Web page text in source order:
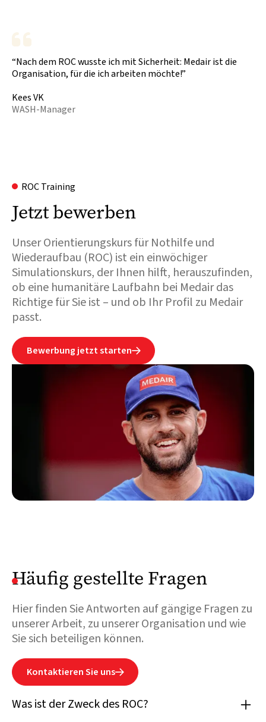
“Nach dem ROC wusste ich mit Sicherheit: Medair ist die
Organisation, für die ich arbeiten möchte!”
Kees VK
WASH-Manager
ROC Training
Jetzt bewerben
Unser Orientierungskurs für Nothilfe und
Wiederaufbau (ROC) ist ein einwöchiger
Simulationskurs, der Ihnen hilft, herauszufinden,
ob eine humanitäre Laufbahn bei Medair das
Richtige für Sie ist – und ob Ihr Profil zu Medair
passt.
Bewerbung jetzt starten
Häufig gestellte Fragen
Hier finden Sie Antworten auf gängige Fragen zu
unserer Arbeit, zu unserer Organisation und wie
Sie sich beteiligen können.
Kontaktieren Sie uns
Was ist der Zweck des ROC?